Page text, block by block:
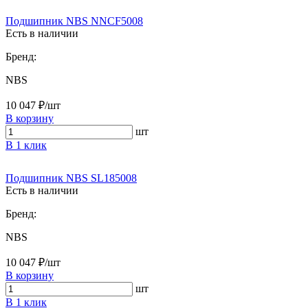
Подшипник NBS NNCF5008
Есть в наличии
Бренд:
NBS
10 047 ₽/шт
В корзину
шт
В 1 клик
Подшипник NBS SL185008
Есть в наличии
Бренд:
NBS
10 047 ₽/шт
В корзину
шт
В 1 клик